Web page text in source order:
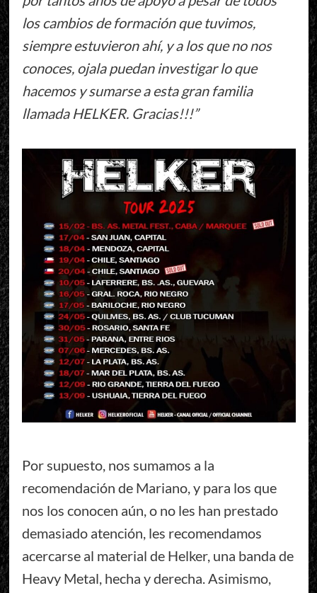
los cambios de formación que tuvimos,
siempre estuvieron ahí, y a los que no nos
conoces, ojala puedan investigar lo que
hacemos y sumarse a esta gran familia
llamada HELKER. Gracias!!!”
Por supuesto, nos sumamos a la
recomendación de Mariano, y para los que
nos los conocen aún, o no les han prestado
demasiado atención, les recomendamos
acercarse al material de Helker, una banda de
Heavy Metal, hecha y derecha. Asimismo,